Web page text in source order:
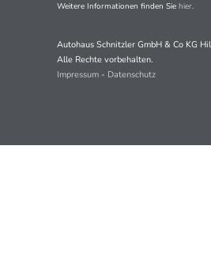
Weitere Informationen finden Sie hier.
Autohaus Schnitzler GmbH & Co KG
Alle Rechte vorbehalten.
Impressum- Datenschutz